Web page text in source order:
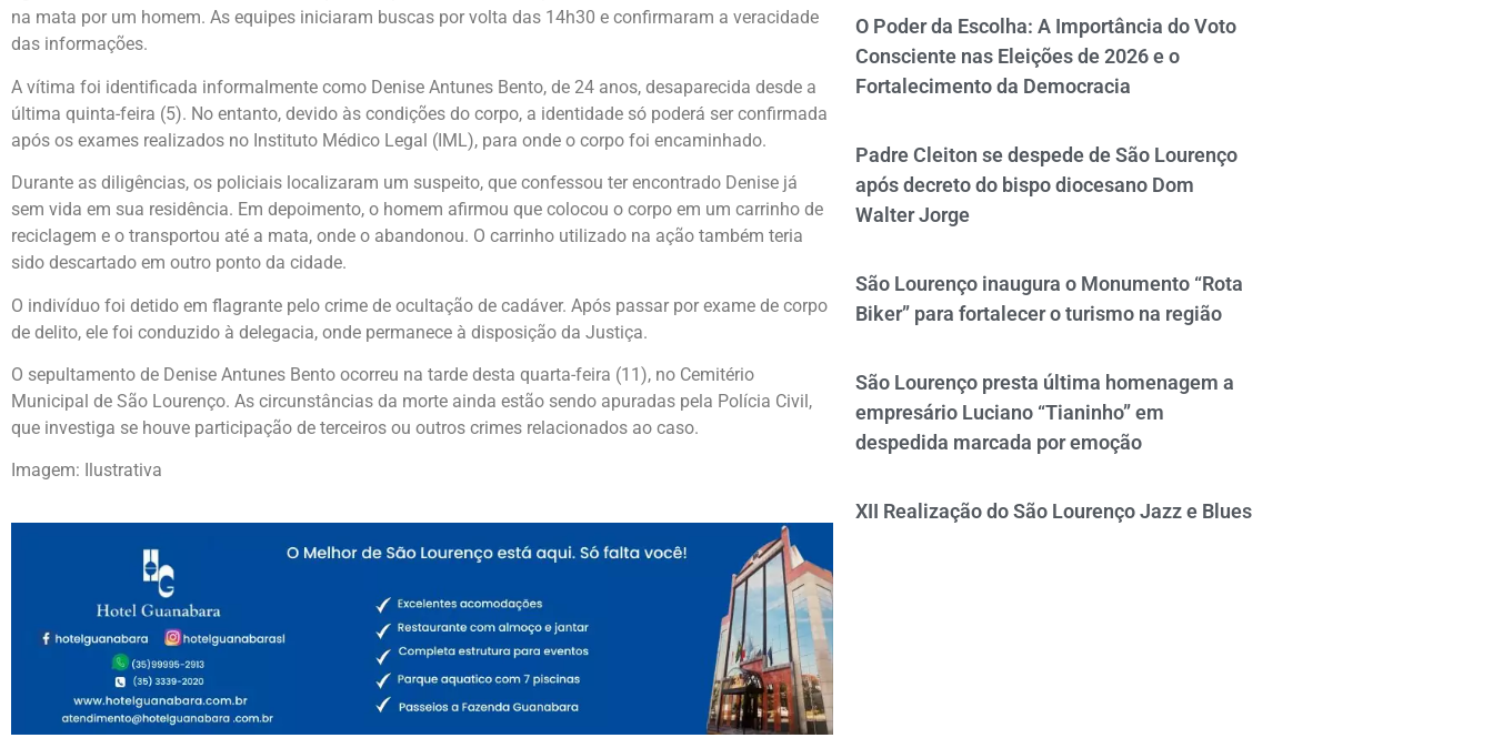
na mata por um homem. As equipes iniciaram buscas por volta das 14h30 e confirmaram a veracidade
das informações.
A vítima foi identificada informalmente como Denise Antunes Bento, de 24 anos, desaparecida desde a
última quinta-feira (5). No entanto, devido às condições do corpo, a identidade só poderá ser confirmada
após os exames realizados no Instituto Médico Legal (IML), para onde o corpo foi encaminhado.
Durante as diligências, os policiais localizaram um suspeito, que confessou ter encontrado Denise já
sem vida em sua residência. Em depoimento, o homem afirmou que colocou o corpo em um carrinho de
reciclagem e o transportou até a mata, onde o abandonou. O carrinho utilizado na ação também teria
sido descartado em outro ponto da cidade.
O indivíduo foi detido em flagrante pelo crime de ocultação de cadáver. Após passar por exame de corpo
de delito, ele foi conduzido à delegacia, onde permanece à disposição da Justiça.
O sepultamento de Denise Antunes Bento ocorreu na tarde desta quarta-feira (11), no Cemitério
Municipal de São Lourenço. As circunstâncias da morte ainda estão sendo apuradas pela Polícia Civil,
que investiga se houve participação de terceiros ou outros crimes relacionados ao caso.
Imagem: Ilustrativa
O Poder da Escolha: A Importância do Voto
Consciente nas Eleições de 2026 e o
Fortalecimento da Democracia
Padre Cleiton se despede de São Lourenço
após decreto do bispo diocesano Dom
Walter Jorge
São Lourenço inaugura o Monumento “Rota
Biker” para fortalecer o turismo na região
São Lourenço presta última homenagem a
empresário Luciano “Tianinho” em
despedida marcada por emoção
XII Realização do São Lourenço Jazz e Blues